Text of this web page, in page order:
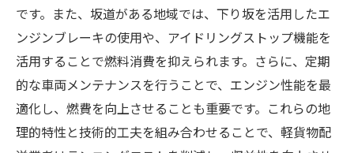
です。また、坂道がある地域では、下り坂を活用したエ
ンジンブレーキの使用や、アイドリングストップ機能を
活用することで燃料消費を抑えられます。さらに、定期
的な車両メンテナンスを行うことで、エンジン性能を最
適化し、燃費を向上させることも重要です。これらの地
理的特性と技術的工夫を組み合わせることで、軽貨物配